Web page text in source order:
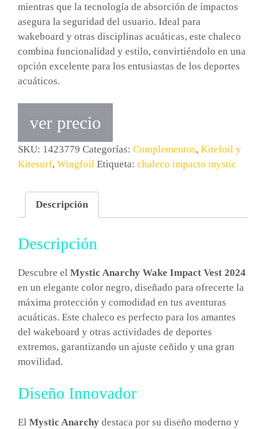
mientras que la tecnología de absorción de impactos
asegura la seguridad del usuario. Ideal para
wakeboard y otras disciplinas acuáticas, este chaleco
combina funcionalidad y estilo, convirtiéndolo en una
opción excelente para los entusiastas de los deportes
acuáticos.
ver precio
SKU: 1423779 Categorías: Complementos, Kitefoil y
Kitesurf, Wingfoil Etiqueta: chaleco impacto mystic
Descripción
Descripción
Descubre el Mystic Anarchy Wake Impact Vest 2024
en un elegante color negro, diseñado para ofrecerte la
máxima protección y comodidad en tus aventuras
acuáticas. Este chaleco es perfecto para los amantes
del wakeboard y otras actividades de deportes
extremos, garantizando un ajuste ceñido y una gran
movilidad.
Diseño Innovador
El Mystic Anarchy destaca por su diseño moderno y